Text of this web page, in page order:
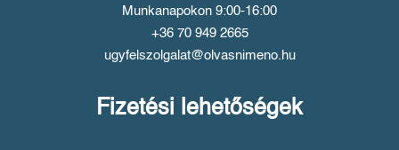
Munkanapokon 9:00-16:00
+36 70 949 2665
ugyfelszolgalat@olvasnimeno.hu
Fizetési lehetőségek